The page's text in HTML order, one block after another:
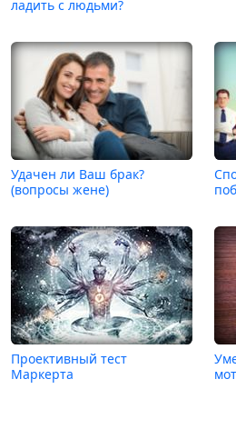
ладить с людьми?
Удачен ли Ваш брак?
(вопросы жене)
Проективный тест
Маркерта